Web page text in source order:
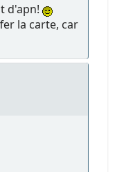
d'apn!
la carte, car